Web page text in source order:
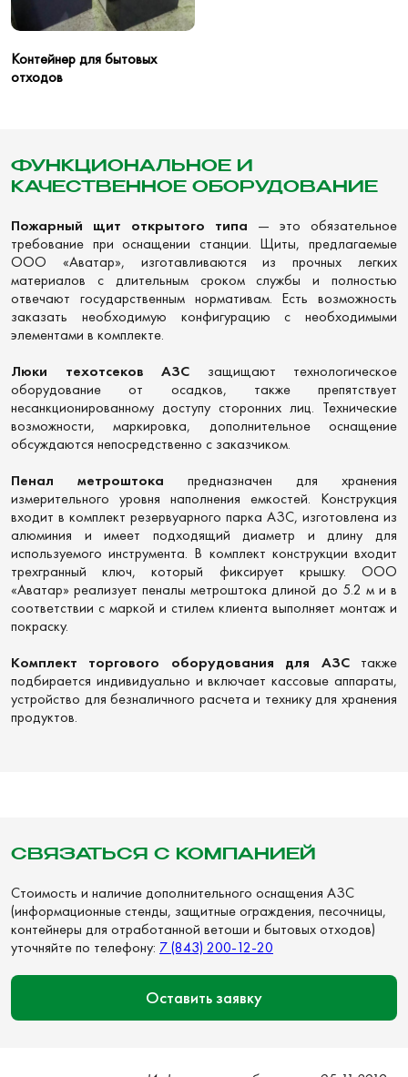
Контейнер для бытовых
отходов
ФУНКЦИОНАЛЬНОЕ И
КАЧЕСТВЕННОЕ ОБОРУДОВАНИЕ
Пожарный щит открытого типа — это обязательное
требование при оснащении станции. Щиты, предлагаемые
ООО «Аватар», изготавливаются из прочных легких
материалов с длительным сроком службы и полностью
отвечают государственным нормативам. Есть возможность
заказать необходимую конфигурацию с необходимыми
элементами в комплекте.
Люки техотсеков АЗС защищают технологическое
оборудование от осадков, также препятствует
несанкционированному доступу сторонних лиц. Технические
возможности, маркировка, дополнительное оснащение
обсуждаются непосредственно с заказчиком.
Пенал метроштока предназначен для хранения
измерительного уровня наполнения емкостей. Конструкция
входит в комплект резервуарного парка АЗС, изготовлена из
алюминия и имеет подходящий диаметр и длину для
используемого инструмента. В комплект конструкции входит
трехгранный ключ, который фиксирует крышку. ООО
«Аватар» реализует пеналы метроштока длиной до 5.2 м и в
соответствии с маркой и стилем клиента выполняет монтаж и
покраску.
Комплект торгового оборудования для АЗСтакже
подбирается индивидуально и включает кассовые аппараты,
устройство для безналичного расчета и технику для хранения
продуктов.
СВЯЗАТЬСЯ С КОМПАНИЕЙ
Стоимость и наличие дополнительного оснащения АЗС
(информационные стенды, защитные ограждения, песочницы,
контейнеры для отработанной ветоши и бытовых отходов)
уточняйте по телефону: 7 (843) 200-12-20
Оставить заявку